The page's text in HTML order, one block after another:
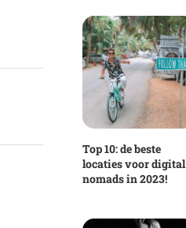
Top 10: de beste
locaties voor digital
nomads in 2023!